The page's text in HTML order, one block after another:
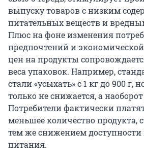
выпуску товаров с низким
питательных веществ и
Плюс на фоне изменения
предпочтений и
цен на продукты
веса упаковок. Например,
стали «усыхать» с 1 кг до 900 г,
только не снижается, а наоборот
Потребители фактически
меньшее количество продукта,
тем же снижением доступности
питания.